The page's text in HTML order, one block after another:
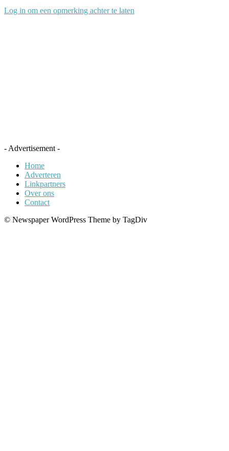
Log in om een opmerking achter te laten
- Advertisement -
Home
Adverteren
Linkpartners
Over ons
Contact
© Newspaper WordPress Theme by TagDiv